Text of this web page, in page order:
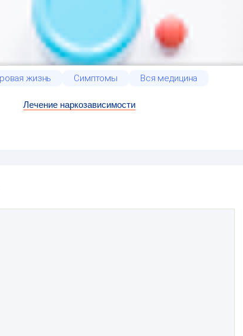
жизнь Симптомы Вся медицина
Лечение наркозависимости